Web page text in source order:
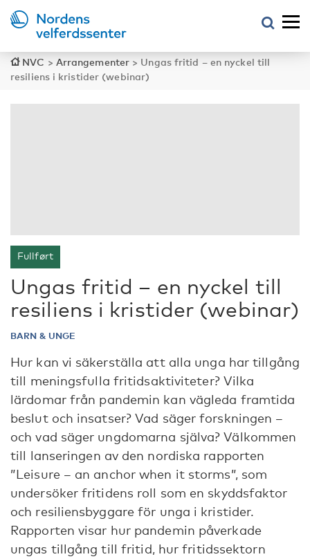
NVC > Arrangementer > Ungas fritid – en nyckel till
resiliens i kristider (webinar)
Fullført
Ungas fritid – en nyckel till
resiliens i kristider (webinar)
BARN & UNGE
Hur kan vi säkerställa att alla unga har tillgång
till meningsfulla fritidsaktiviteter? Vilka
lärdomar från pandemin kan vägleda framtida
beslut och insatser? Vad säger forskningen –
och vad säger ungdomarna själva? Välkommen
till lanseringen av den nordiska rapporten
”Leisure – an anchor when it storms”, som
undersöker fritidens roll som en skyddsfaktor
och resiliensbyggare för unga i kristider.
Rapporten visar hur pandemin påverkade
ungas tillgång till fritid, hur fritidssektorn